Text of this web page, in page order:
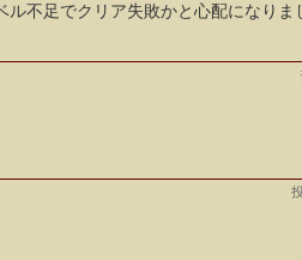
ル不足でクリア失敗かと心配になり